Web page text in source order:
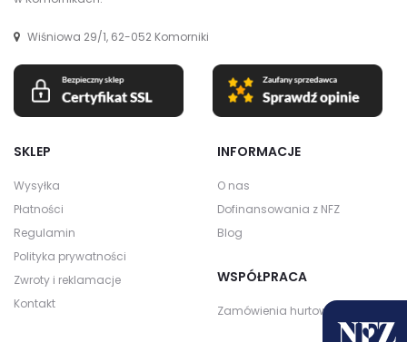
Wiśniowa 29/1, 62-052 Komorniki
SKLEP
Wysyłka
Płatności
Regulamin
Polityka prywatności
Zwroty i reklamacje
Kontakt
INFORMACJE
O nas
Dofinansowania z NFZ
Blog
WSPÓŁPRACA
Zamówienia hurtowe